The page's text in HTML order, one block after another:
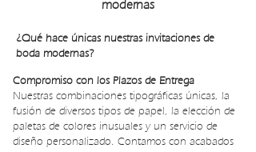
modernas
¿Qué hace únicas nuestras invitaciones de
boda modernas?
Compromiso con los Plazos de Entrega
Nuestras combinaciones tipográficas únicas, la
fusión de diversos tipos de papel, la elección de
paletas de colores inusuales y un servicio de
diseño personalizado. Contamos con acabados